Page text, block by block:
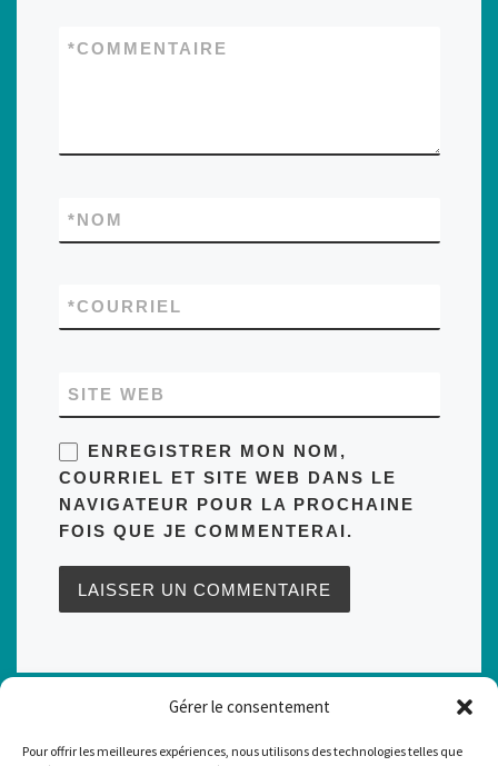
Gérer le consentement
Pour offrir les meilleures expériences, nous utilisons des technologies telles que
COMMENTAIRE
*
NOM
*
COURRIEL
*
SITE WEB
ENREGISTRER MON NOM,
COURRIEL ET SITE WEB DANS LE
NAVIGATEUR POUR LA PROCHAINE
FOIS QUE JE COMMENTERAI.
Navigation de l'article COMMENT SE DÉROULE L’ATTERRISSAGE D’UNE MONTGOLFIÈRE ?